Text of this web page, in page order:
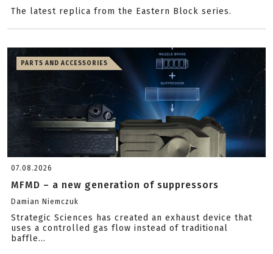
The latest replica from the Eastern Block series.
PARTS AND ACCESSORIES
07.08.2026
MFMD – a new generation of suppressors
Damian Niemczuk
Strategic Sciences has created an exhaust device that
uses a controlled gas flow instead of traditional
baffle...